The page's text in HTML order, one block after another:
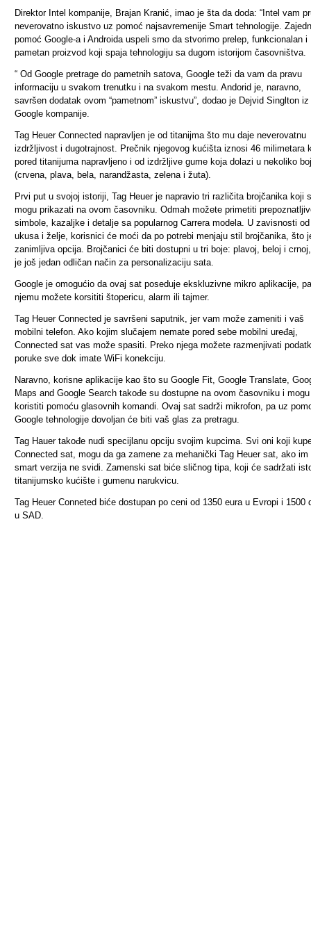
Direktor Intel kompanije, Brajan Kranić, imao je šta da doda: “Intel vam
neverovatno iskustvo uz pomoć najsavremenije Smart tehnologije.
pomoć Google-a i Androida uspeli smo da stvorimo prelep, funkcionalan i
pametan proizvod koji spaja tehnologiju sa dugom istorijom časovništva.
“ Od Google pretrage do pametnih satova, Google teži da vam da pravu
informaciju u svakom trenutku i na svakom mestu. Andorid je, naravno,
savršen dodatak ovom “pametnom” iskustvu”, dodao je Dejvid Singlton iz
Google kompanije.
Tag Heuer Connected napravljen je od titanijma što mu daje neverovatnu
izdržljivost i dugotrajnost. Prečnik njegovog kućišta iznosi 46 milimetara
pored titanijuma napravljeno i od izdržljive gume koja dolazi u nekoliko
(crvena, plava, bela, narandžasta, zelena i žuta).
Prvi put u svojoj istoriji, Tag Heuer je napravio tri različita brojčanika koji
mogu prikazati na ovom časovniku. Odmah možete primetiti
simbole, kazaljke i detalje sa popularnog Carrera modela. U zavisnosti
ukusa i želje, korisnici će moći da po potrebi menjaju stil brojčanika, što
zanimljiva opcija. Brojčanici će biti dostupni u tri boje: plavoj, beloj i
je još jedan odličan način za personalizaciju sata.
Google je omogućio da ovaj sat poseduje ekskluzivne mikro aplikacije,
njemu možete korsititi štopericu, alarm ili tajmer.
Tag Heuer Connected je savršeni saputnik, jer vam može zameniti i vaš
mobilni telefon. Ako kojim slučajem nemate pored sebe mobilni uređaj,
Connected sat vas može spasiti. Preko njega možete razmenjivati
poruke sve dok imate WiFi konekciju.
Naravno, korisne aplikacije kao što su Google Fit, Google Translate,
Maps and Google Search takođe su dostupne na ovom časovniku i
koristiti pomoću glasovnih komandi. Ovaj sat sadrži mikrofon, pa uz
Google tehnologije dovoljan će biti vaš glas za pretragu.
Tag Hauer takođe nudi specijlanu opciju svojim kupcima. Svi oni koji
Connected sat, mogu da ga zamene za mehanički Tag Heuer sat, ako im
smart verzija ne svidi. Zamenski sat biće sličnog tipa, koji će sadržati
titanijumsko kućište i gumenu narukvicu.
Tag Heuer Conneted biće dostupan po ceni od 1350 eura u Evropi i 1500
u SAD.